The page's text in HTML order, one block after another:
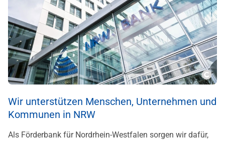
Wir unterstützen Menschen, Unternehmen und
Kommunen in NRW
Als Förderbank für Nordrhein-Westfalen sorgen wir dafür,